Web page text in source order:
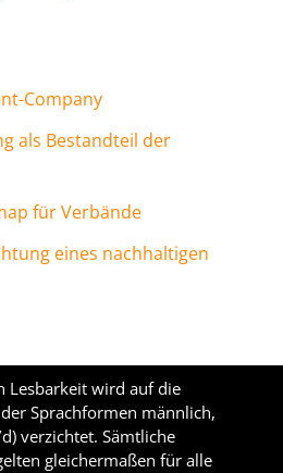
Company
als Bestandteil der
für Verbände
eines nachhaltigen
Lesbarkeit wird auf die
Sprachformen männlich,
verzichtet. Sämtliche
gleichermaßen für alle